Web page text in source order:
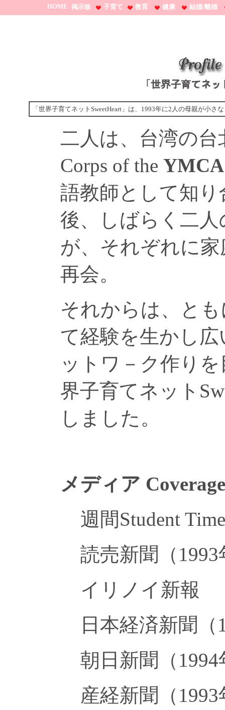
「世界子育てネットSweetHeart」は、1993年に2人の母親が小
二人は、台湾の台
Corps of the YMCA
語教師として知
後、しばらく二
が、それぞれに
再会。
それからは、と
て経験を生かし
ットワ－ク作り
界子育てネット
しました。
メディア Coverage
週間Student
読売新聞（
イリノイ新報
日本経済新聞（
朝日新聞（
産経新聞（
HOME 掲示板 子育て 教育 健康 結婚/離婚